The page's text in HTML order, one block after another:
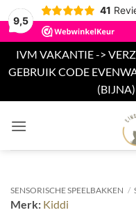
9,5
41
IVM VAKANTIE ->
GEBRUIK CODE
naar
SENSORISCHE SPEELBAKKEN /
Merk: Kiddi